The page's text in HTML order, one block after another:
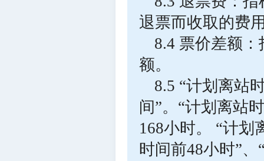
退票而收取的费
8.4 票价差额
额。
8.5 “计划离站
间”。“计划离站
168小时。 “计划
时间前48小时”